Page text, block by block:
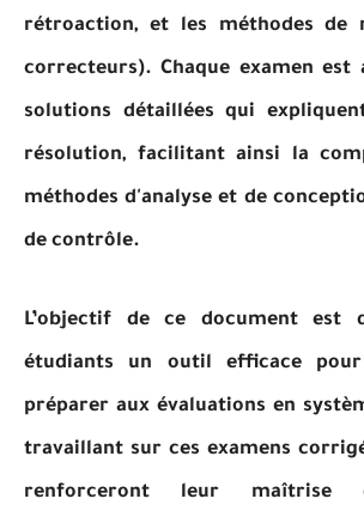
rétroaction, et les méthodes de
correcteurs). Chaque examen est
solutions détaillées qui
résolution, facilitant ainsi la
méthodes d'analyse et de
de contrôle.
L’objectif de ce document est
étudiants un outil efficace
préparer aux évaluations en
travaillant sur ces examens
renforceront leur maîtrise